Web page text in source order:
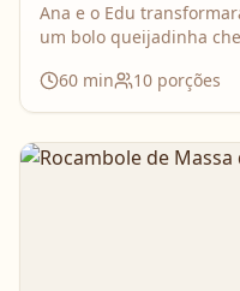
Ana e o Edu
um bolo queijadinha
que surpreende no
enquanto assa. Aperte o play, acompanhe o passo a
impossível de resistir 💛
60 min 10 porções